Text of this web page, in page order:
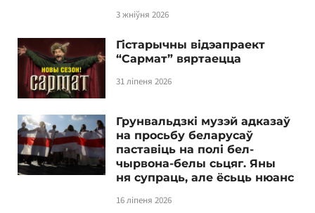
3 жніўня 2026
Гістарычны відэапраект
“Сармат” вяртаецца
31 ліпеня 2026
Грунвальдзкі музэй адказаў
на просьбу беларусаў
паставіць на полі бел-
чырвона-белы сьцяг. Яны
ня супраць, але ёсьць нюанс
16 ліпеня 2026